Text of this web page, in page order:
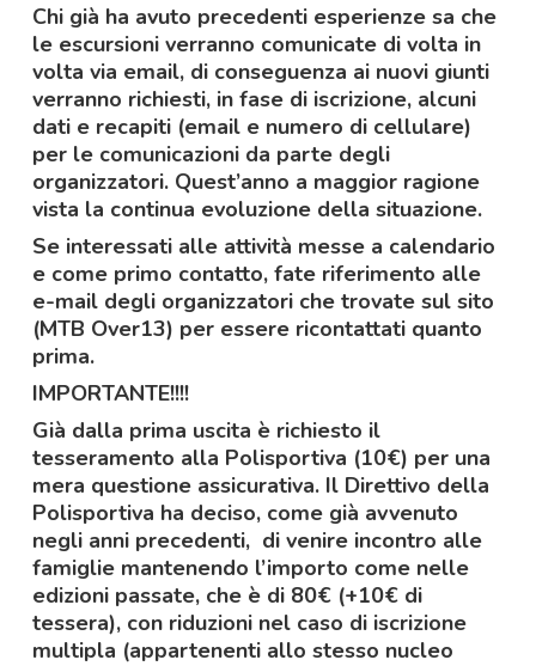
Chi già ha avuto precedenti esperienze sa che
le escursioni verranno comunicate di volta in
volta via email, di conseguenza ai nuovi giunti
verranno richiesti, in fase di iscrizione, alcuni
dati e recapiti (email e numero di cellulare)
per le comunicazioni da parte degli
organizzatori. Quest’anno a maggior ragione
vista la continua evoluzione della situazione.
Se interessati alle attività messe a calendario
e come primo contatto, fate riferimento alle
e-mail degli organizzatori che trovate sul sito
(MTB Over13) per essere ricontattati quanto
prima.
IMPORTANTE!!!!
Già dalla prima uscita è richiesto il
tesseramento alla Polisportiva (10€) per una
mera questione assicurativa. Il Direttivo della
Polisportiva ha deciso, come già avvenuto
negli anni precedenti, di venire incontro alle
famiglie mantenendo l’importo come nelle
edizioni passate, che è di 80€ (+10€ di
tessera), con riduzioni nel caso di iscrizione
multipla (appartenenti allo stesso nucleo